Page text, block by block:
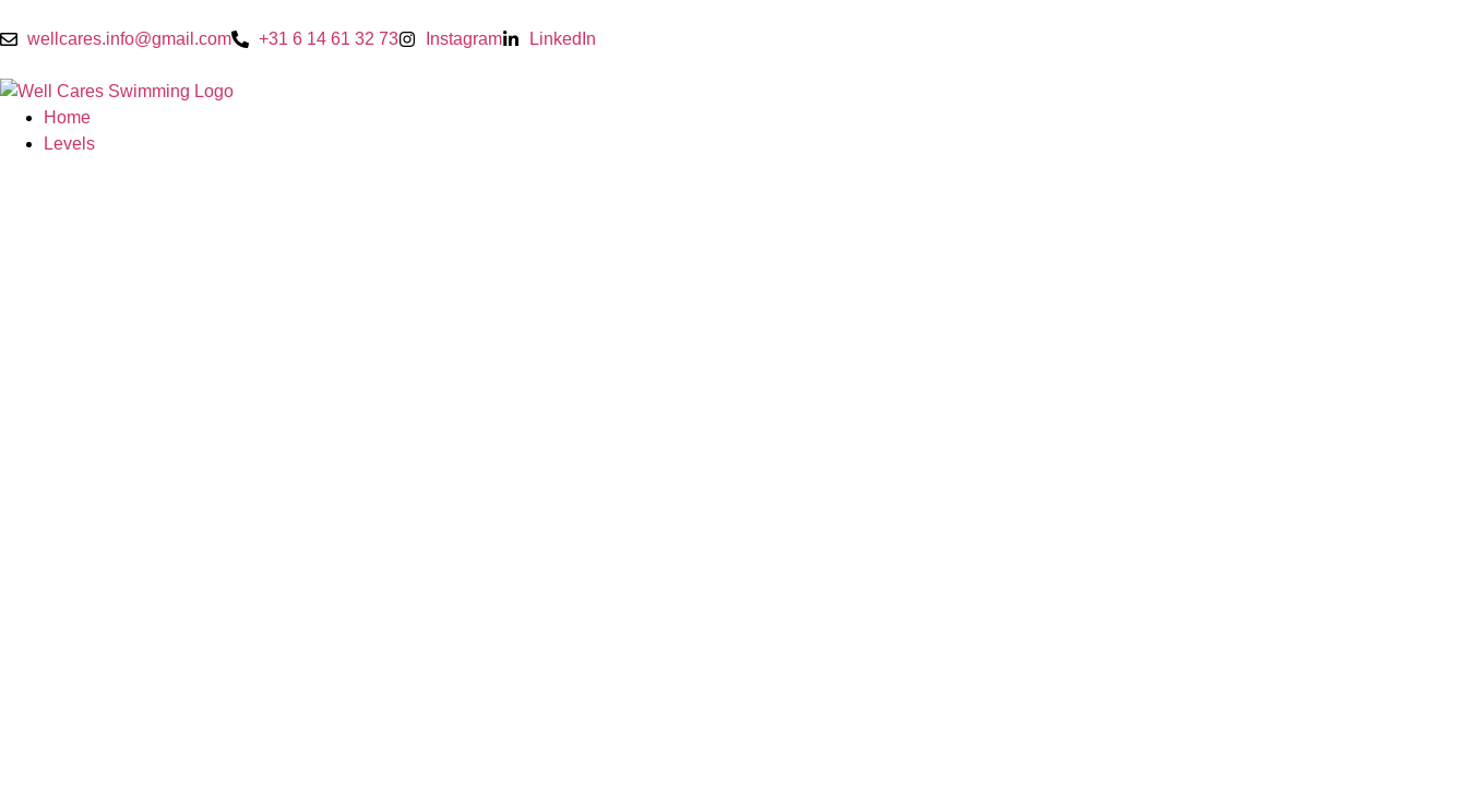
wellcares.info@gmail.com +31 6 14 61 32 73 Instagram LinkedIn
Home
Levels